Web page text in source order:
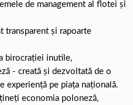
de management al flotei și
transparent și rapoarte
birocrației inutile,
- creată și dezvoltată de o
experiență pe piața națională.
economia poloneză,